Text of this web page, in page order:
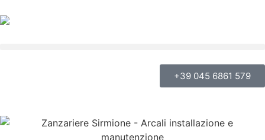
+39 045 6861 579